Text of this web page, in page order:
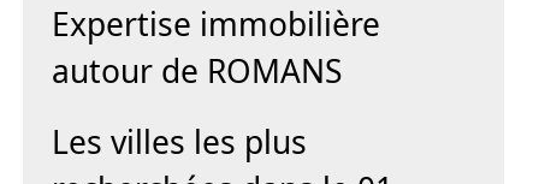
Expertise immobilière
autour de ROMANS
Les villes les plus